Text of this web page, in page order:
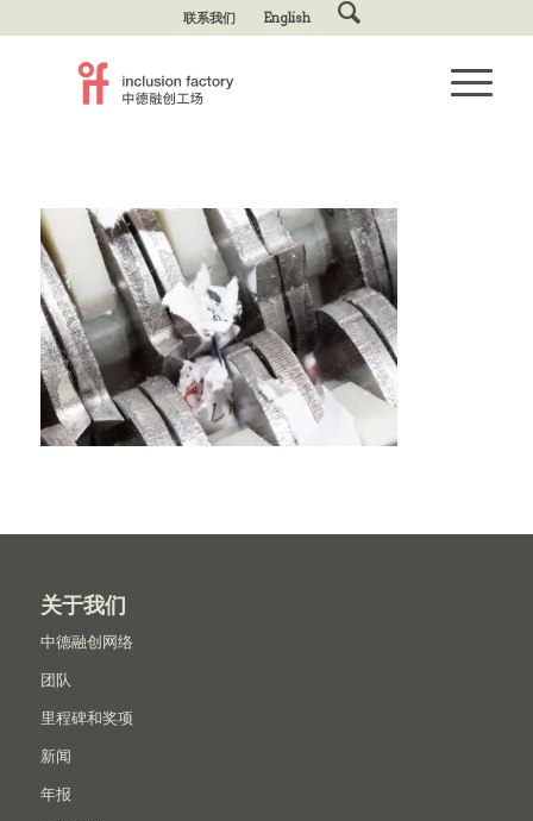
联系我们 English
关于我们
中德融创网络
团队
里程碑和奖项
新闻
年报